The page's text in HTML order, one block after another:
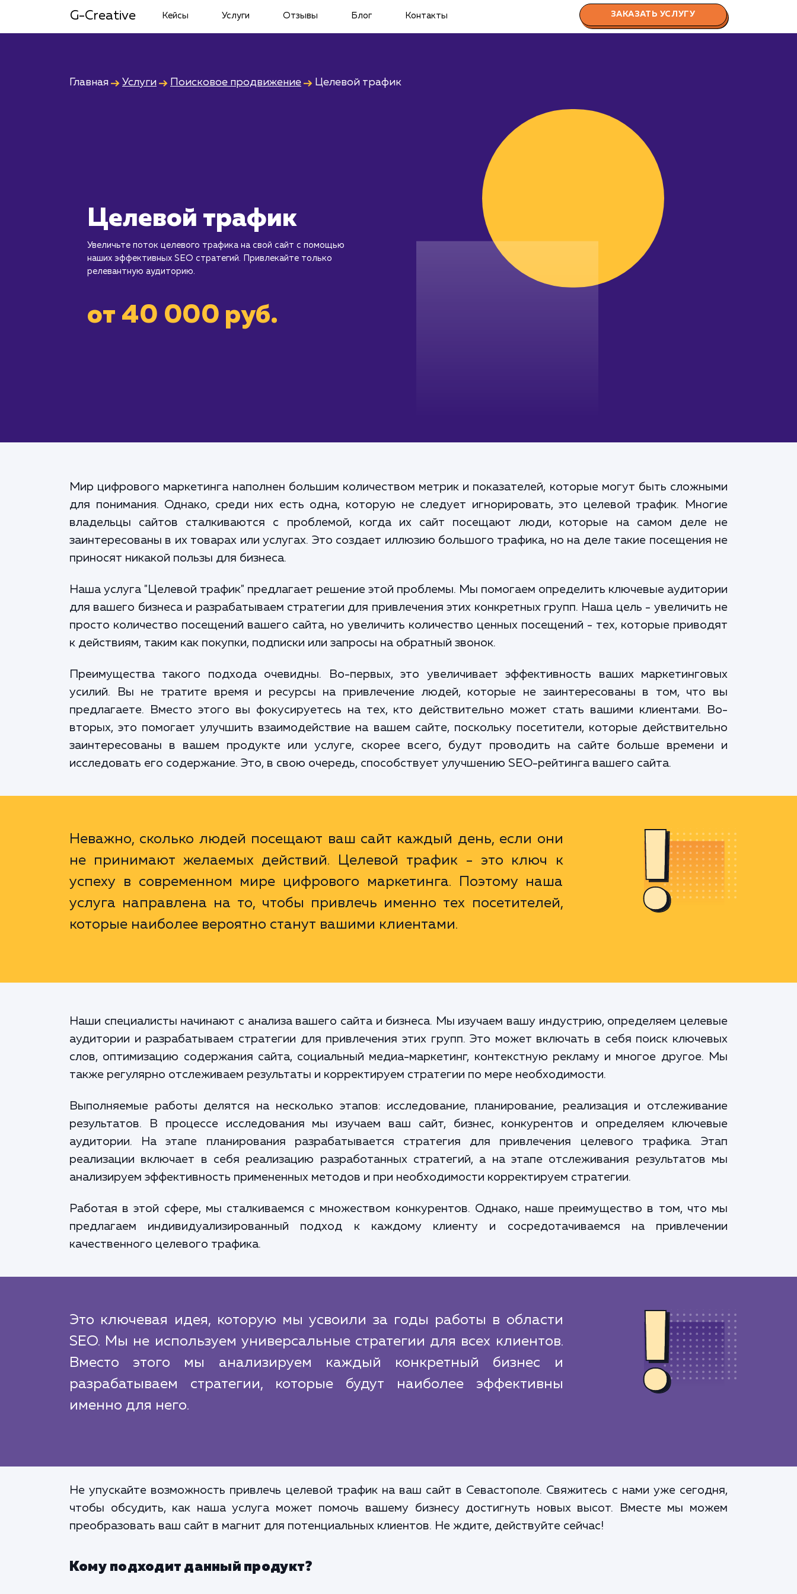
G-Creative Кейсы Услуги Отзывы Блог Контакты ЗАКАЗАТЬ УСЛУГУ
Главная Услуги Поисковое продвижение Целевой трафик
Целевой трафик
Увеличьте поток целевого трафика на свой сайт с помощью
наших эффективных SEO стратегий. Привлекайте только
релевантную аудиторию.
от 40 000 руб.
Мир цифрового маркетинга наполнен большим количеством метрик и показателей, которые могут быть сложными
для понимания. Однако, среди них есть одна, которую не следует игнорировать, это целевой трафик. Многие
владельцы сайтов сталкиваются с проблемой, когда их сайт посещают люди, которые на самом деле не
заинтересованы в их товарах или услугах. Это создает иллюзию большого трафика, но на деле такие посещения не
приносят никакой пользы для бизнеса.
Наша услуга "Целевой трафик" предлагает решение этой проблемы. Мы помогаем определить ключевые аудитории
для вашего бизнеса и разрабатываем стратегии для привлечения этих конкретных групп. Наша цель - увеличить не
просто количество посещений вашего сайта, но увеличить количество ценных посещений - тех, которые приводят
к действиям, таким как покупки, подписки или запросы на обратный звонок.
Преимущества такого подхода очевидны. Во-первых, это увеличивает эффективность ваших маркетинговых
усилий. Вы не тратите время и ресурсы на привлечение людей, которые не заинтересованы в том, что вы
предлагаете. Вместо этого вы фокусируетесь на тех, кто действительно может стать вашими клиентами. Во-
вторых, это помогает улучшить взаимодействие на вашем сайте, поскольку посетители, которые действительно
заинтересованы в вашем продукте или услуге, скорее всего, будут проводить на сайте больше времени и
исследовать его содержание. Это, в свою очередь, способствует улучшению SEO-рейтинга вашего сайта.
Неважно, сколько людей посещают ваш сайт каждый день, если они
не принимают желаемых действий. Целевой трафик - это ключ к
успеху в современном мире цифрового маркетинга. Поэтому наша
услуга направлена на то, чтобы привлечь именно тех посетителей,
которые наиболее вероятно станут вашими клиентами.
Наши специалисты начинают с анализа вашего сайта и бизнеса. Мы изучаем вашу индустрию, определяем целевые
аудитории и разрабатываем стратегии для привлечения этих групп. Это может включать в себя поиск ключевых
слов, оптимизацию содержания сайта, социальный медиа-маркетинг, контекстную рекламу и многое другое. Мы
также регулярно отслеживаем результаты и корректируем стратегии по мере необходимости.
Выполняемые работы делятся на несколько этапов: исследование, планирование, реализация и отслеживание
результатов. В процессе исследования мы изучаем ваш сайт, бизнес, конкурентов и определяем ключевые
аудитории. На этапе планирования разрабатывается стратегия для привлечения целевого трафика. Этап
реализации включает в себя реализацию разработанных стратегий, а на этапе отслеживания результатов мы
анализируем эффективность примененных методов и при необходимости корректируем стратегии.
Работая в этой сфере, мы сталкиваемся с множеством конкурентов. Однако, наше преимущество в том, что мы
предлагаем индивидуализированный подход к каждому клиенту и сосредотачиваемся на привлечении
качественного целевого трафика.
Это ключевая идея, которую мы усвоили за годы работы в области
SEO. Мы не используем универсальные стратегии для всех клиентов.
Вместо этого мы анализируем каждый конкретный бизнес и
разрабатываем стратегии, которые будут наиболее эффективны
именно для него.
Не упускайте возможность привлечь целевой трафик на ваш сайт в Севастополе. Свяжитесь с нами уже сегодня,
чтобы обсудить, как наша услуга может помочь вашему бизнесу достигнуть новых высот. Вместе мы можем
преобразовать ваш сайт в магнит для потенциальных клиентов. Не ждите, действуйте сейчас!
Кому подходит данный продукт?